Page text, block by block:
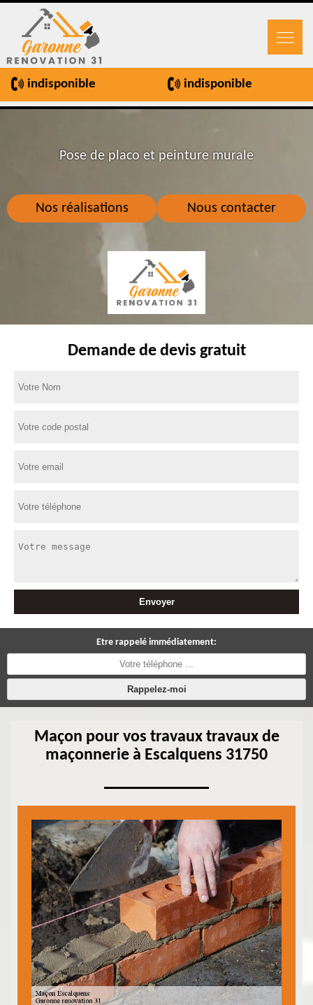
indisponible indisponible
Nos réalisations Nous contacter
Pose de placo et peinture murale
Demande de devis gratuit
Etre rappelé immédiatement:
Maçon pour vos travaux travaux de
maçonnerie à Escalquens 31750